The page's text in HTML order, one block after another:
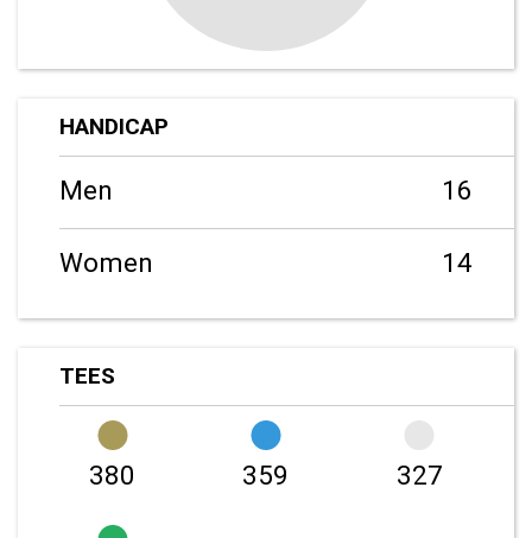
HANDICAP
Men 16
Women 14
TEES
380 359 327